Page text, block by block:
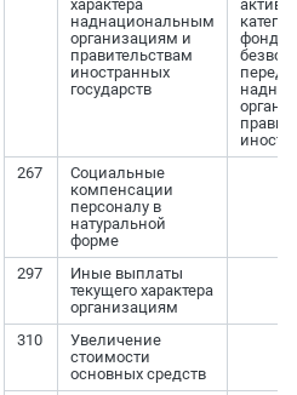
характера
наднациональным
организациям и
правительствам
иностранных
государств
267
Социальные
компенсации
персоналу в
натуральной
форме
297
Иные выплаты
текущего характера
организациям
310
Увеличение
стоимости
основных средств